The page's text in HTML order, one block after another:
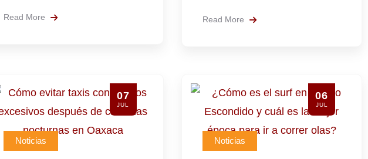
Read More Read More
07
JUL
Noticias
06
JUL
Noticias